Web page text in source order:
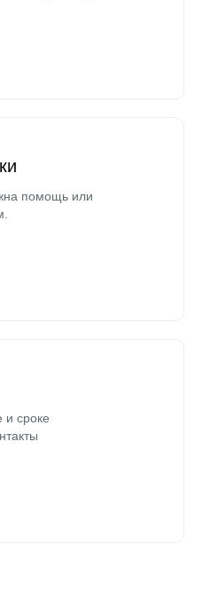
помощь или
и сроке